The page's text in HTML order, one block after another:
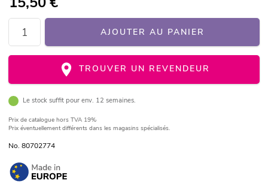
AJOUTER AU PANIER
TROUVER UN REVENDEUR
Le stock suffit pour env. 12 semaines.
Prix de catalogue hors TVA 19%
Prix éventuellement différents dans les magasins spécialisés.
No. 80702774